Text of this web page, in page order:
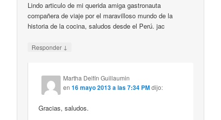
Lindo articulo de mi querida amiga gastronauta
compañera de viaje por el maravilloso mundo de la
historia de la cocina, saludos desde el Perú. jac
Responder ↓
Martha Delfín Guillaumin
en16 mayo 2013 a las 7:34 PMdijo:
Gracias, saludos.